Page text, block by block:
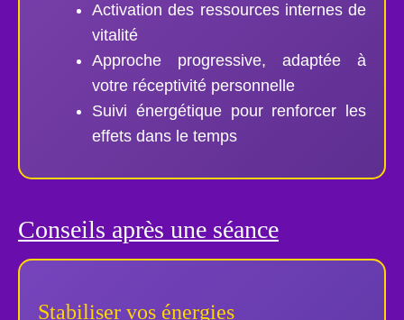
Activation des ressources internes de
vitalité
Approche progressive, adaptée à
votre réceptivité personnelle
Suivi énergétique pour renforcer les
effets dans le temps
Conseils après une séance
Stabiliser vos énergies